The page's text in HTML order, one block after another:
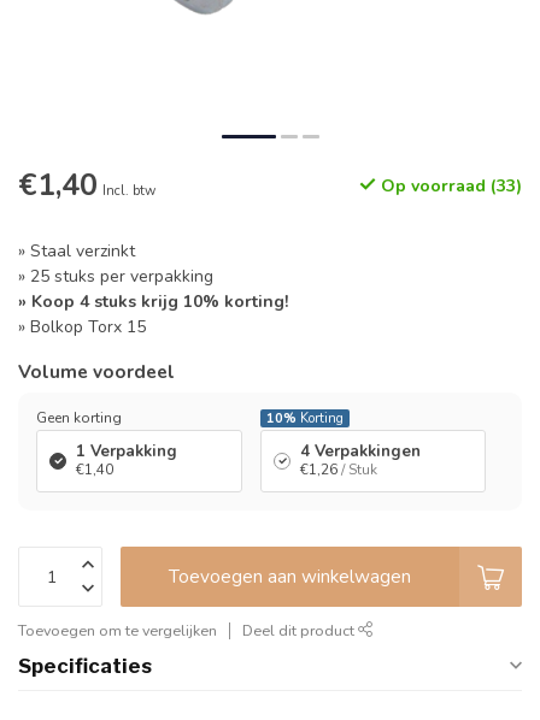
€1,40 Incl. btw Op voorraad (33)
» Staal verzinkt
» 25 stuks per verpakking
» Koop 4 stuks krijg 10% korting!
» Bolkop Torx 15
Volume voordeel
Geen korting
1 Verpakking
€1,40
10% Korting
4 Verpakkingen
€1,26/ Stuk
Toevoegen aan winkelwagen
Toevoegen om te vergelijken Deel dit product
Specificaties